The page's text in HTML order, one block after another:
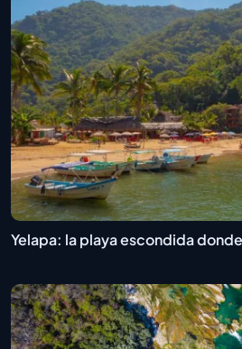
Yelapa: la playa escondida